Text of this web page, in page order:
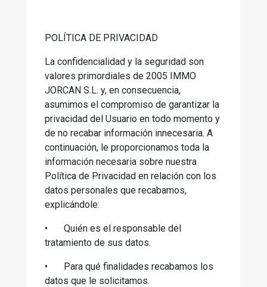
POLÍTICA DE PRIVACIDAD
La confidencialidad y la seguridad son
valores primordiales de 2005 IMMO
JORCAN S.L. y, en consecuencia,
asumimos el compromiso de garantizar la
privacidad del Usuario en todo momento y
de no recabar información innecesaria. A
continuación, le proporcionamos toda la
información necesaria sobre nuestra
Política de Privacidad en relación con los
datos personales que recabamos,
explicándole:
•
Quién es el responsable del
tratamiento de sus datos.
•
Para qué finalidades recabamos los
datos que le solicitamos.